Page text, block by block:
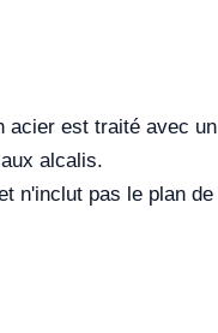
acier est traité avec
alcalis.
n'inclut pas le plan